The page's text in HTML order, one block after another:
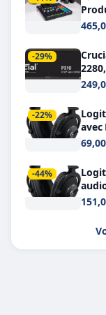
-29%
-22%
avec
-44%